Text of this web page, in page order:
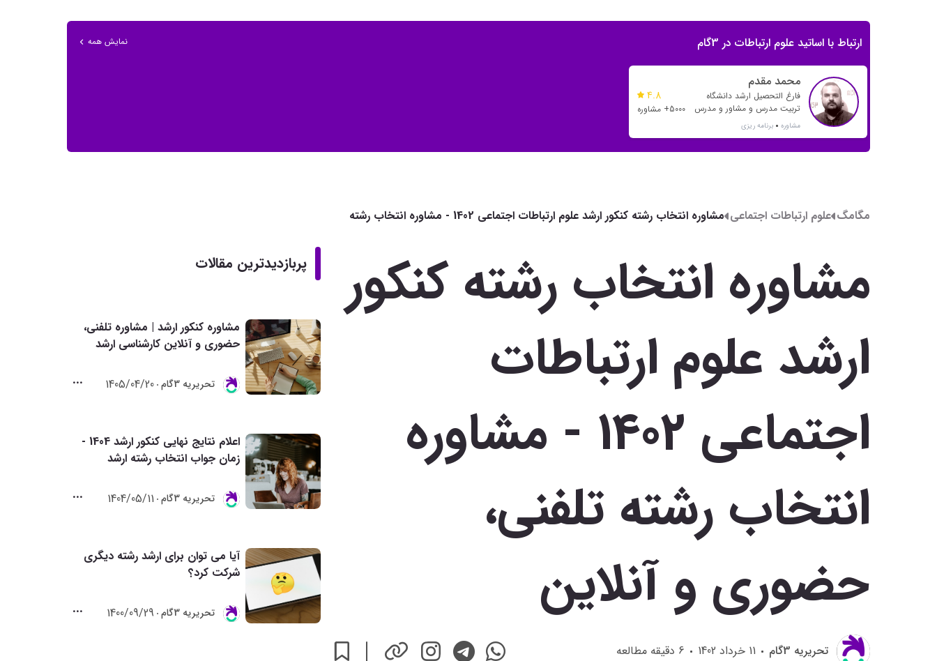
ارتباط با اساتید علوم ارتباطات در 3گام نمایش همه
محمد مقدم
فارغ التحصیل ارشد دانشگاه
تربیت مدرس و مشاور و مدرس
بیش از 20 رتبه تک رقمی و بیش
مشاوره برنامه ریزی
4.8
5000+ مشاوره
مگامگ علوم ارتباطات اجتماعی
مشاوره انتخاب رشته کنکور ارشد علوم ارتباطات اجتماعی 1402 - مشاوره انتخاب رشته
مشاوره انتخاب رشته کنکور
ارشد علوم ارتباطات
اجتماعی 1402 - مشاوره
انتخاب رشته تلفنی،
حضوری و آنلاین
تحريريه 3گام 11 خرداد 1402 6 دقیقه مطالعه
پربازدیدترین مقالات
مشاوره کنکور ارشد | مشاوره تلفنی،
حضوری و آنلاین کارشناسی ارشد
تحريريه 3گام 1405/04/20
اعلام نتایج نهایی کنکور ارشد 1404 -
زمان جواب انتخاب رشته ارشد
تحريريه 3گام 1404/05/11
آیا می توان برای ارشد رشته دیگری
شرکت کرد؟
تحريريه 3گام 1400/09/29